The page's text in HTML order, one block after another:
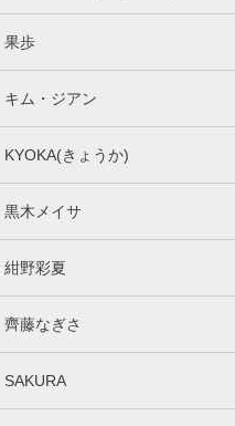
果歩
キム・ジアン
KYOKA(きょうか)
黒木メイサ
紺野彩夏
齊藤なぎさ
SAKURA